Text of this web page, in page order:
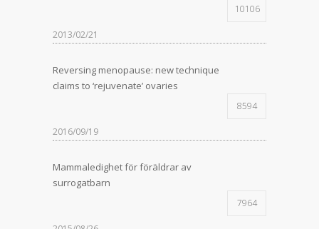
10106
2013/02/21
Reversing menopause: new technique
claims to ‘rejuvenate’ ovaries
8594
2016/09/19
Mammaledighet för föräldrar av
surrogatbarn
7964